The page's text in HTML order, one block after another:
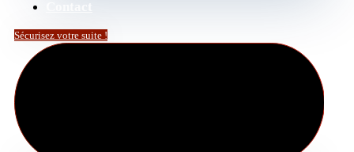
Sécurisez votre suite !